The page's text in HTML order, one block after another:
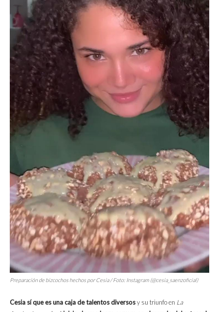
Preparación de bizcochos hechos por Cesia / Foto: Instagram (@cesia_saenzoficial)
Cesia sí que es una caja de talentos diversosy su triunfo en La